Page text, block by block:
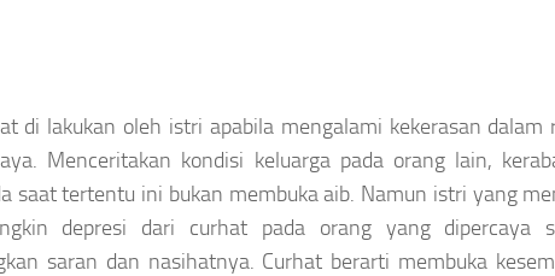
di lakukan oleh istri apabila mengalami kekerasan dalam
Menceritakan kondisi keluarga pada orang lain,
saat tertentu ini bukan membuka aib. Namun istri yang
depresi dari curhat pada orang yang dipercaya
saran dan nasihatnya. Curhat berarti membuka